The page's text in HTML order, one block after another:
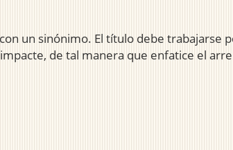
con un sinónimo. El título debe trabajarse
de tal manera que enfatice el